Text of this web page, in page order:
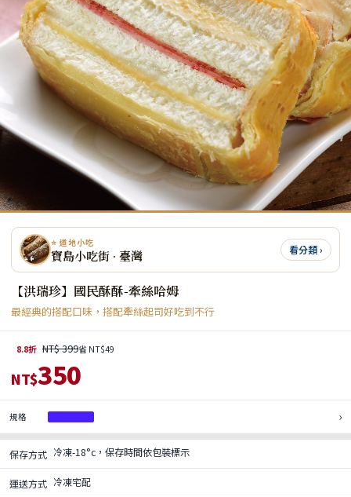
⭐ 道地小吃
寶島小吃街 · 臺灣 看分類 ›
【洪瑞珍】國民酥酥-牽絲哈姆
最經典的搭配口味，搭配牽絲起司好吃到不行
8.8折 NT$ 399省 NT$49
NT$350
規格 ›
保存方式 冷凍-18°c，保存時間依包裝標示
運送方式 冷凍宅配